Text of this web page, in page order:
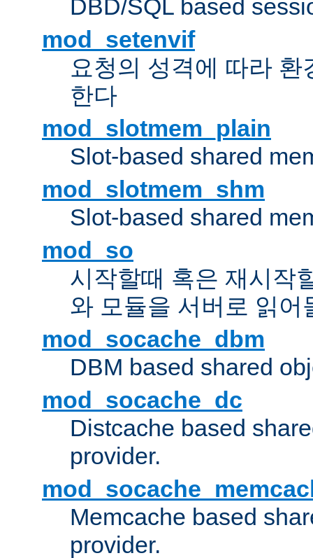
DBD/SQL based
mod_setenvif
요청의 성격에 따라
한다
mod_slotmem_plain
Slot-based shared
mod_slotmem_shm
Slot-based shared
mod_so
시작할때 혹은 재시작
와 모듈을 서버로 읽어
mod_socache_dbm
DBM based shared
mod_socache_dc
Distcache based
provider.
Memcache based
provider.